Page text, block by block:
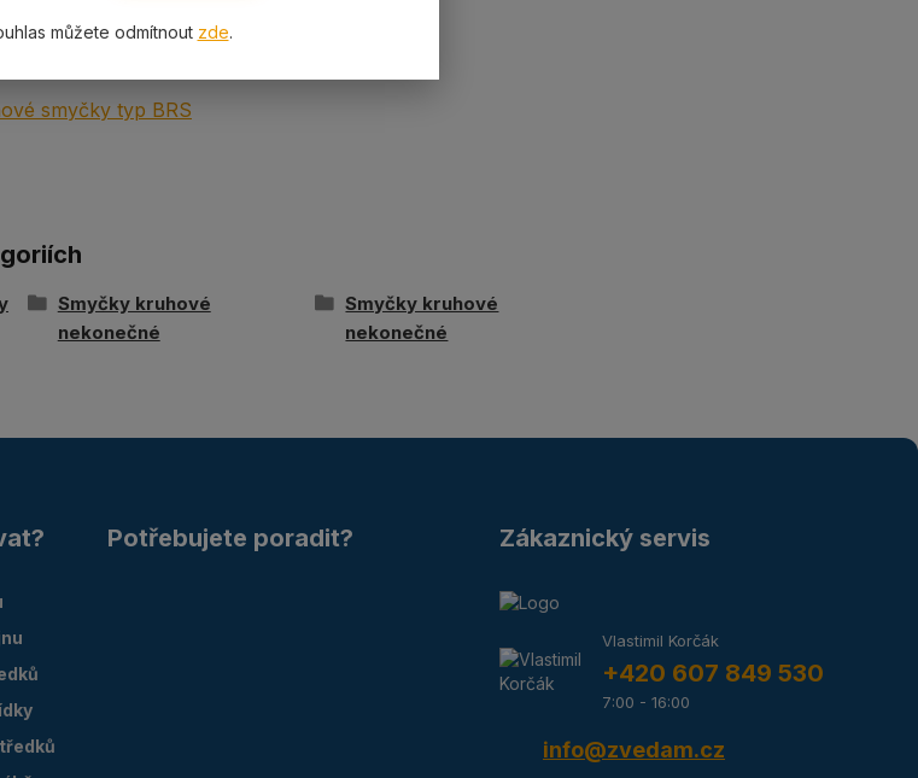
smyčky typ BRS
Smyčky kruhové
nekonečné
Smyčky kruhové
nekonečné
Potřebujete poradit? Zákaznický servis
Vlastimil Korčák
+420 607 849 530
7:00 - 16:00
info@zvedam.cz
můžete odmítnout zde.